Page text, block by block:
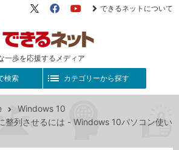
一歩を応援するメディア
X（旧
FacebookYouTube
できるネットについて
検索 カテゴリーから探す
Windows 10
整列させるには - Windows 10パソコン使い